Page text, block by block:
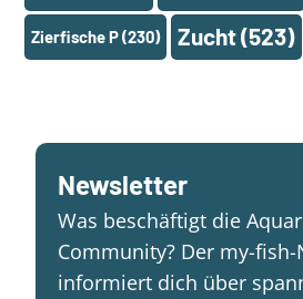
Zierfische P(230) Zucht(523)
Newsletter
Was beschäftigt die
Community? Der my-
informiert dich über